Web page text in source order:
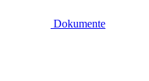
Dokumente